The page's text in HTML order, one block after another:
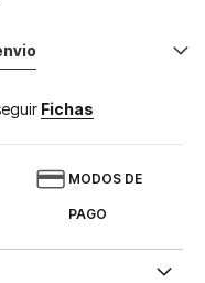
Fichas
MODOS DE
PAGO